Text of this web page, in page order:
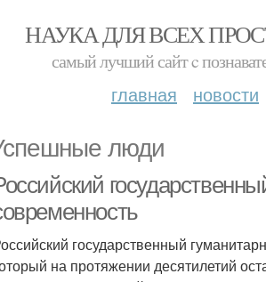
НАУКА ДЛЯ ВСЕХ
самый лучший сайт c
главная новости
люди
государственный
на протяжении десятилетий